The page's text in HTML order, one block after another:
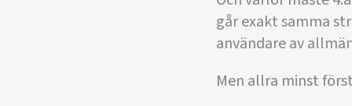
går exakt samma
användare av
Men allra minst